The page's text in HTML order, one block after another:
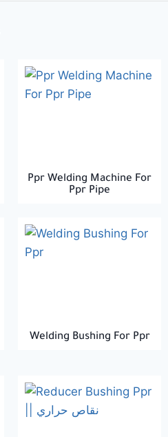
Ppr Welding Machine For
Ppr Pipe
Welding Bushing For Ppr